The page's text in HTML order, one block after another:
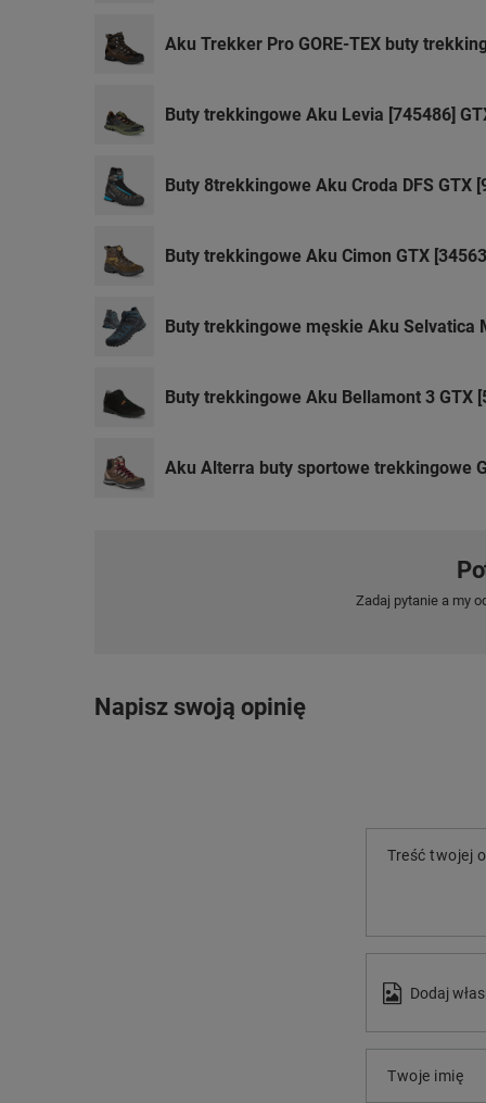
Aku Trekker Pro GORE-TEX buty
Buty trekkingowe Aku Levia [745486]
Buty 8trekkingowe Aku Croda DFS GTX
Buty trekkingowe Aku Cimon GTX
Buty trekkingowe męskie Aku Selvatica
Buty trekkingowe Aku Bellamont 3 GTX
Aku Alterra buty sportowe trekkingowe
Zadaj pytanie a my
Napisz swoją opinię
Treść twojej
Dodaj
Twoje imię